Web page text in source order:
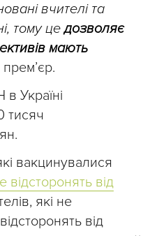
вчителі та
тому цедозволяє
мають
Україні
тисяч
вакцинувалися
відсторонять від
які не
від